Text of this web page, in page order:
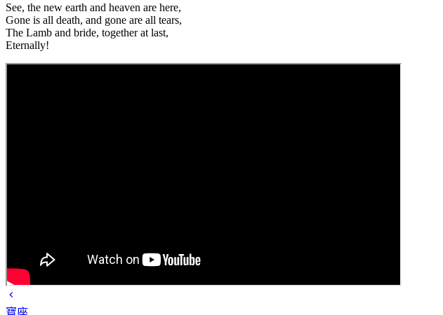
See, the new earth and heaven are here,
Gone is all death, and gone are all tears,
The Lamb and bride, together at last,
Eternally!
寶座